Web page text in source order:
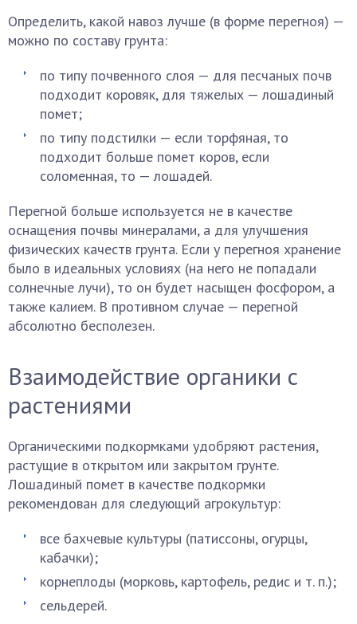
Определить, какой навоз лучше (в форме перегноя) —
можно по составу грунта:
по типу почвенного слоя — для песчаных почв
подходит коровяк, для тяжелых — лошадиный
помет;
по типу подстилки — если торфяная, то
подходит больше помет коров, если
соломенная, то — лошадей.
Перегной больше используется не в качестве
оснащения почвы минералами, а для улучшения
физических качеств грунта. Если у перегноя хранение
было в идеальных условиях (на него не попадали
солнечные лучи), то он будет насыщен фосфором, а
также калием. В противном случае — перегной
абсолютно бесполезен.
Взаимодействие органики с
растениями
Органическими подкормками удобряют растения,
растущие в открытом или закрытом грунте.
Лошадиный помет в качестве подкормки
рекомендован для следующий агрокультур:
все бахчевые культуры (патиссоны, огурцы,
кабачки);
корнеплоды (морковь, картофель, редис и т. п.);
сельдерей.